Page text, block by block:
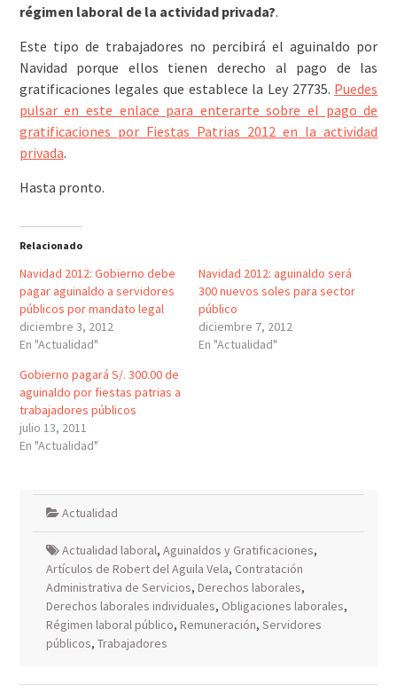
régimen laboral de la actividad privada?.
Este tipo de trabajadores no percibirá el aguinaldo por
Navidad porque ellos tienen derecho al pago de las
gratificaciones legales que establece la Ley 27735. Puedes
pulsar en este enlace para enterarte sobre el pago de
gratificaciones por Fiestas Patrias 2012 en la actividad
privada.
Hasta pronto.
Relacionado
Navidad 2012: Gobierno debe
pagar aguinaldo a servidores
públicos por mandato legal
diciembre 3, 2012
En "Actualidad"
Navidad 2012: aguinaldo será
300 nuevos soles para sector
público
diciembre 7, 2012
En "Actualidad"
Gobierno pagará S/. 300.00 de
aguinaldo por fiestas patrias a
trabajadores públicos
julio 13, 2011
En "Actualidad"
Actualidad
Actualidad laboral, Aguinaldos y Gratificaciones,
Artículos de Robert del Aguila Vela, Contratación
Administrativa de Servicios, Derechos laborales,
Derechos laborales individuales, Obligaciones laborales,
Régimen laboral público, Remuneración, Servidores
públicos, Trabajadores